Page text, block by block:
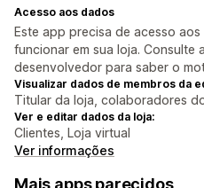
Acesso aos dados
Este app precisa de acesso
funcionar em sua loja. Consulte a
desenvolvedor para saber o
Visualizar dados de membros da
Titular da loja, colaboradores
Ver e editar dados da loja:
Clientes, Loja virtual
Ver informações